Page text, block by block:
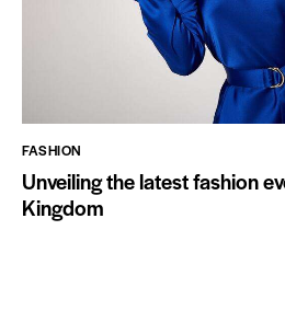
FASHION
Unveiling the latest fashion
Kingdom